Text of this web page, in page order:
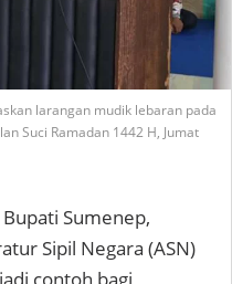
larangan mudik lebaran pada
Suci Ramadan 1442 H, Jumat
Bupati Sumenep,
Sipil Negara (ASN)